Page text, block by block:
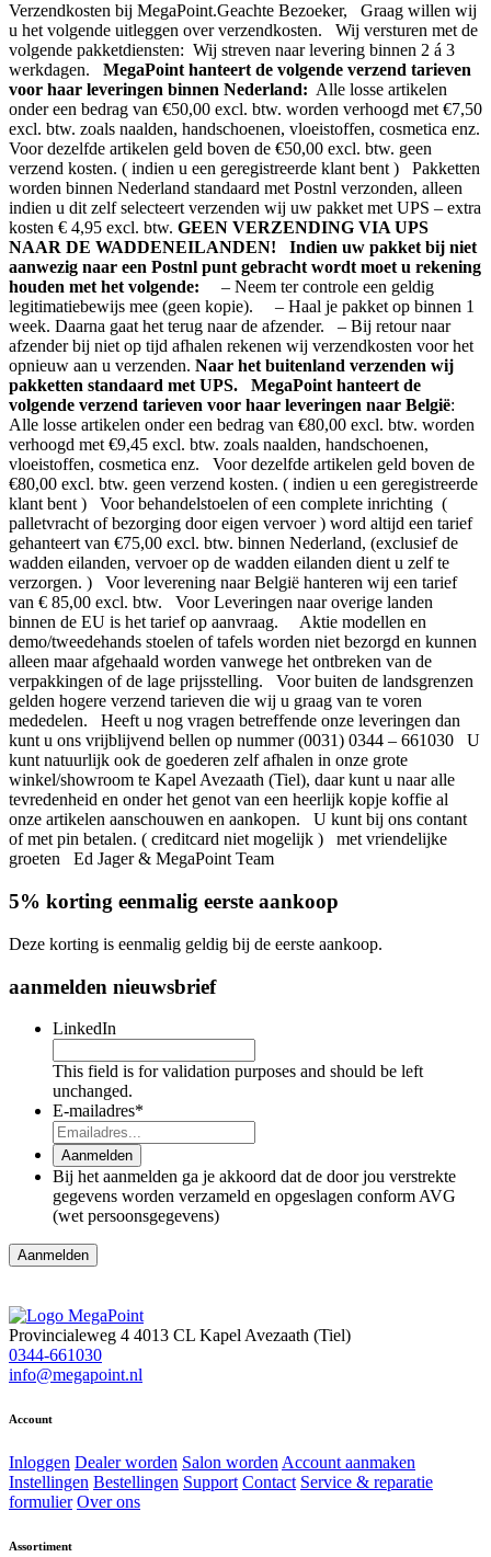
Verzendkosten bij MegaPoint.Geachte Bezoeker, Graag willen wij
u het volgende uitleggen over verzendkosten. Wij versturen met de
volgende pakketdiensten: Wij streven naar levering binnen 2 á 3
werkdagen. MegaPoint hanteert de volgende verzend tarieven
voor haar leveringen binnen Nederland: Alle losse artikelen
onder een bedrag van €50,00 excl. btw. worden verhoogd met €7,50
excl. btw. zoals naalden, handschoenen, vloeistoffen, cosmetica enz.
Voor dezelfde artikelen geld boven de €50,00 excl. btw. geen
verzend kosten. ( indien u een geregistreerde klant bent ) Pakketten
worden binnen Nederland standaard met Postnl verzonden, alleen
indien u dit zelf selecteert verzenden wij uw pakket met UPS – extra
kosten € 4,95 excl. btw. GEEN VERZENDING VIA UPS
NAAR DE WADDENEILANDEN!
Indien uw pakket bij niet
aanwezig naar een Postnl punt gebracht wordt moet u rekening
houden met het volgende: – Neem ter controle een geldig
legitimatiebewijs mee (geen kopie). – Haal je pakket op binnen 1
week. Daarna gaat het terug naar de afzender. – Bij retour naar
afzender bij niet op tijd afhalen rekenen wij verzendkosten voor het
opnieuw aan u verzenden. Naar het buitenland verzenden wij
pakketten standaard met UPS.
MegaPoint hanteert de
volgende verzend tarieven voor haar leveringen naar België:
Alle losse artikelen onder een bedrag van €80,00 excl. btw. worden
verhoogd met €9,45 excl. btw. zoals naalden, handschoenen,
vloeistoffen, cosmetica enz. Voor dezelfde artikelen geld boven de
€80,00 excl. btw. geen verzend kosten. ( indien u een geregistreerde
klant bent ) Voor behandelstoelen of een complete inrichting (
palletvracht of bezorging door eigen vervoer ) word altijd een tarief
gehanteert van €75,00 excl. btw. binnen Nederland, (exclusief de
wadden eilanden, vervoer op de wadden eilanden dient u zelf te
verzorgen. ) Voor leverening naar België hanteren wij een tarief
van € 85,00 excl. btw. Voor Leveringen naar overige landen
binnen de EU is het tarief op aanvraag. Aktie modellen en
demo/tweedehands stoelen of tafels worden niet bezorgd en kunnen
alleen maar afgehaald worden vanwege het ontbreken van de
verpakkingen of de lage prijsstelling. Voor buiten de landsgrenzen
gelden hogere verzend tarieven die wij u graag van te voren
mededelen. Heeft u nog vragen betreffende onze leveringen dan
kunt u ons vrijblijvend bellen op nummer (0031) 0344 – 661030 U
kunt natuurlijk ook de goederen zelf afhalen in onze grote
winkel/showroom te Kapel Avezaath (Tiel), daar kunt u naar alle
tevredenheid en onder het genot van een heerlijk kopje koffie al
onze artikelen aanschouwen en aankopen. U kunt bij ons contant
of met pin betalen. ( creditcard niet mogelijk ) met vriendelijke
groeten Ed Jager & MegaPoint Team
5% korting eenmalig eerste aankoop
Deze korting is eenmalig geldig bij de eerste aankoop.
aanmelden nieuwsbrief
LinkedIn
This field is for validation purposes and should be left
unchanged.
E-mailadres*
Aanmelden
Bij het aanmelden ga je akkoord dat de door jou verstrekte
gegevens worden verzameld en opgeslagen conform AVG
(wet persoonsgegevens)
Provincialeweg 4 4013 CL Kapel Avezaath (Tiel)
0344-661030
info@megapoint.nl
Account
Inloggen Dealer worden Salon worden Account aanmaken
Instellingen Bestellingen Support Contact Service & reparatie
formulier Over ons
Assortiment